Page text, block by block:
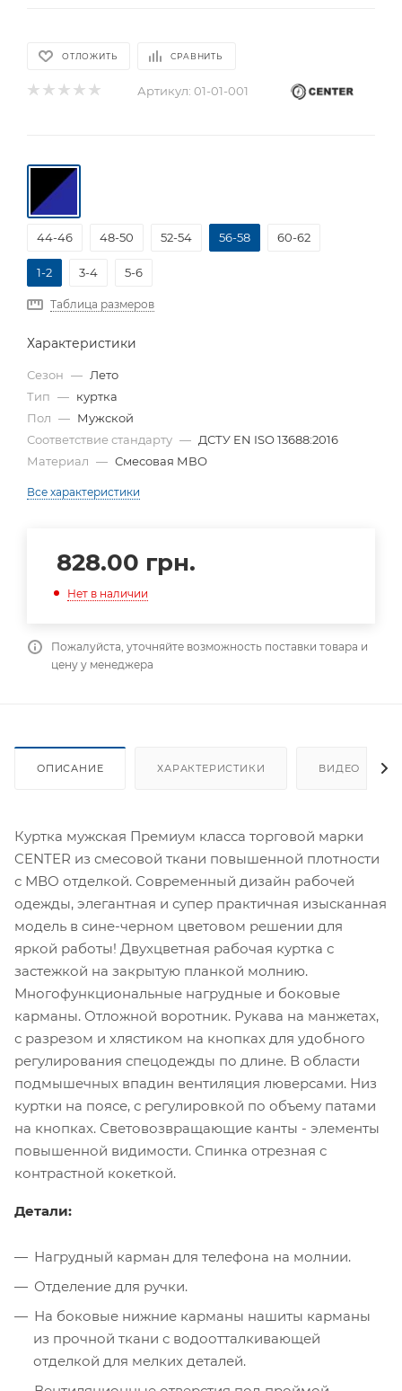
ОТЛОЖИТЬ СРАВНИТЬ
Артикул: 01-01-001
44-46 48-50 52-54 56-58 60-62
1-2 3-4 5-6
Таблица размеров
Характеристики
Сезон — Лето
Тип — куртка
Пол — Мужской
Соответствие стандарту — ДСТУ EN ISO 13688:2016
Материал — Смесовая МВО
Все характеристики
828.00 грн.
Нет в наличии
Пожалуйста, уточняйте возможность поставки товара и
цену у менеджера
ОПИСАНИЕ ХАРАКТЕРИСТИКИ ВИДЕО
Куртка мужская Премиум класса торговой марки
CENTER из смесовой ткани повышенной плотности
с МВО отделкой. Современный дизайн рабочей
одежды, элегантная и супер практичная изысканная
модель в сине-черном цветовом решении для
яркой работы! Двухцветная рабочая куртка с
застежкой на закрытую планкой молнию.
Многофункциональные нагрудные и боковые
карманы. Отложной воротник. Рукава на манжетах,
с разрезом и хлястиком на кнопках для удобного
регулирования спецодежды по длине. В области
подмышечных впадин вентиляция люверсами. Низ
куртки на поясе, с регулировкой по объему патами
на кнопках. Световозвращающие канты - элементы
повышенной видимости. Спинка отрезная с
контрастной кокеткой.
Детали:
Нагрудный карман для телефона на молнии.
Отделение для ручки.
На боковые нижние карманы нашиты карманы
из прочной ткани с водоотталкивающей
отделкой для мелких деталей.